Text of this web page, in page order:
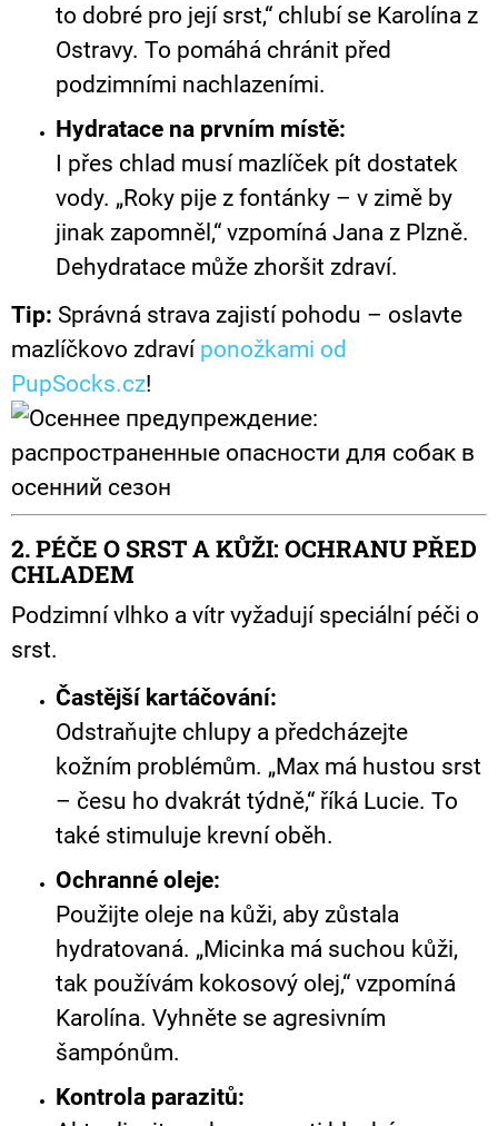
to dobré pro její srst,“ chlubí se Karolína z
Ostravy. To pomáhá chránit před
podzimními nachlazeními.
Hydratace na prvním místě:
I přes chlad musí mazlíček pít dostatek
vody. „Roky pije z fontánky – v zimě by
jinak zapomněl,“ vzpomíná Jana z Plzně.
Dehydratace může zhoršit zdraví.
Tip: Správná strava zajistí pohodu – oslavte
mazlíčkovo zdraví ponožkami od
PupSocks.cz!
2. PÉČE O SRST A KŮŽI: OCHRANU PŘED
CHLADEM
Podzimní vlhko a vítr vyžadují speciální péči o
srst.
Častější kartáčování:
Odstraňujte chlupy a předcházejte
kožním problémům. „Max má hustou srst
– česu ho dvakrát týdně,“ říká Lucie. To
také stimuluje krevní oběh.
Ochranné oleje:
Použijte oleje na kůži, aby zůstala
hydratovaná. „Micinka má suchou kůži,
tak používám kokosový olej,“ vzpomíná
Karolína. Vyhněte se agresivním
šampónům.
Kontrola parazitů: